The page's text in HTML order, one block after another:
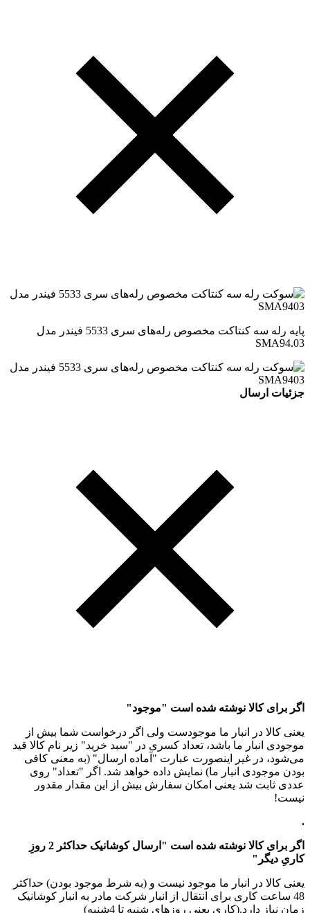
پایه رله سه کنتاکت مخصوص رله‌های سری 5533 فیندر مدل
SMA94.03
جزئیات ارسال
اگر برای کالا نوشته شده است "موجود"
یعنی کالا در انبار ما موجودست ولی اگر درخواست شما بیش از
موجودی انبار ما باشد، تعداد کسری در "سبد خرید" زیر نام کالا قید
می‌شود، در غیر اینصورت عبارت "آماده ارسال" (به معنی کافی
بودن موجودی انبار ما) نمایش داده خواهد شد. اگر "تعداد" روی
عددی ثابت شد یعنی امکان سفارش بیش از این مقدار مقدور
نیست!
.
اگر برای کالا نوشته شده است "ارسال کوشانیک حداکثر 2 روزِ
کاریِ دیگر"
یعنی کالا در انبار ما موجود نیست و (به شرط موجود بودن) حداکثر
48 ساعت کاری برای انتقال از انبار شرکت مادر به انبار کوشانیک
زمان نیاز دارد.(کاری یعنی روزهای شنبه تا 4شنبه)